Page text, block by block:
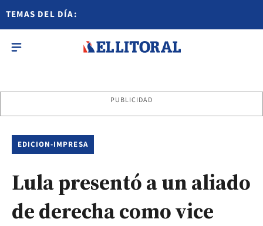
TEMAS DEL DÍA:
PUBLICIDAD
EDICION-IMPRESA
Lula presentó a un aliado
de derecha como vice